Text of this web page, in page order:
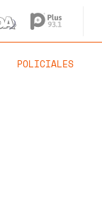
POLICIALES